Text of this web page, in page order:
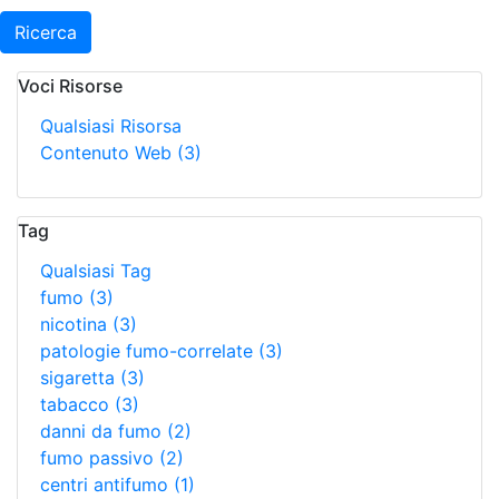
Ricerca
Voci Risorse
Qualsiasi Risorsa
Contenuto Web (3)
Tag
Qualsiasi Tag
fumo (3)
nicotina (3)
patologie fumo-correlate (3)
sigaretta (3)
tabacco (3)
danni da fumo (2)
fumo passivo (2)
centri antifumo (1)